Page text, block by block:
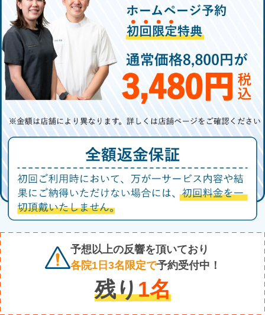
予想以上の反響を頂いており
各院1日3名限定で予約受付中！
残り1名